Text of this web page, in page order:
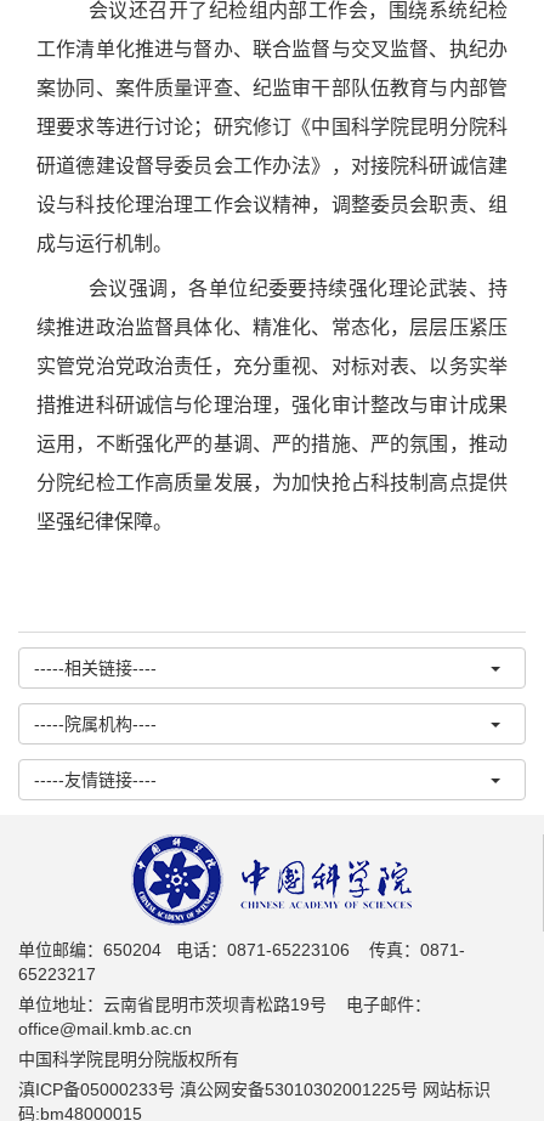
会议还召开了纪检组内部工作会，围绕系统纪检
工作清单化推进与督办、联合监督与交叉监督、执纪办
案协同、案件质量评查、纪监审干部队伍教育与内部管
理要求等进行讨论；研究修订《中国科学院昆明分院科
研道德建设督导委员会工作办法》，对接院科研诚信建
设与科技伦理治理工作会议精神，调整委员会职责、组
成与运行机制。
会议强调，各单位纪委要持续强化理论武装、持
续推进政治监督具体化、精准化、常态化，层层压紧压
实管党治党政治责任，充分重视、对标对表、以务实举
措推进科研诚信与伦理治理，强化审计整改与审计成果
运用，不断强化严的基调、严的措施、严的氛围，推动
分院纪检工作高质量发展，为加快抢占科技制高点提供
坚强纪律保障。
-----相关链接----
-----院属机构----
-----友情链接----
单位邮编：650204 电话：0871-65223106 传真：0871-
65223217
单位地址：云南省昆明市茨坝青松路19号 电子邮件：
office@mail.kmb.ac.cn
中国科学院昆明分院版权所有
滇ICP备05000233号 滇公网安备53010302001225号 网站标识
码:bm48000015